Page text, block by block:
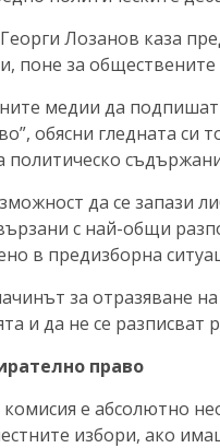
Лозанов каза
поне за
медии да
обясни гледната си
политическо
да се запази
с най-общи
в предизборна
за отразяване
и да не се
право
е абсолютно
избори, ако